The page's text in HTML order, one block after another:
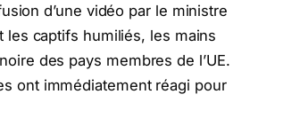
d’une vidéo par le ministre
les captifs humiliés, les mains
des pays membres de l’UE.
ont immédiatement réagi pour